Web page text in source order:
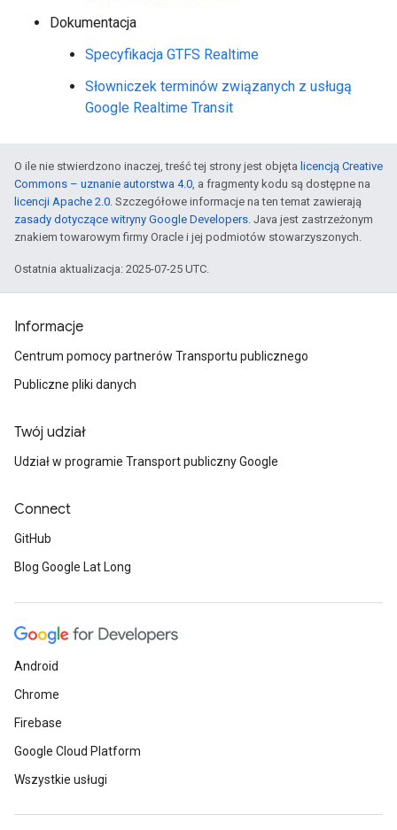
Dokumentacja
Specyfikacja GTFS Realtime
Słowniczek terminów związanych z usługą
Google Realtime Transit
O ile nie stwierdzono inaczej, treść tej strony jest objęta licencją Creative
Commons – uznanie autorstwa 4.0, a fragmenty kodu są dostępne na
licencji Apache 2.0. Szczegółowe informacje na ten temat zawierają
zasady dotyczące witryny Google Developers. Java jest zastrzeżonym
znakiem towarowym firmy Oracle i jej podmiotów stowarzyszonych.
Ostatnia aktualizacja: 2025-07-25 UTC.
Informacje
Centrum pomocy partnerów Transportu publicznego
Publiczne pliki danych
Twój udział
Udział w programie Transport publiczny Google
Connect
GitHub
Blog Google Lat Long
Android
Chrome
Firebase
Google Cloud Platform
Wszystkie usługi